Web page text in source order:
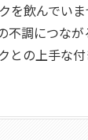
飲んでいま
調につなが
の上手な付